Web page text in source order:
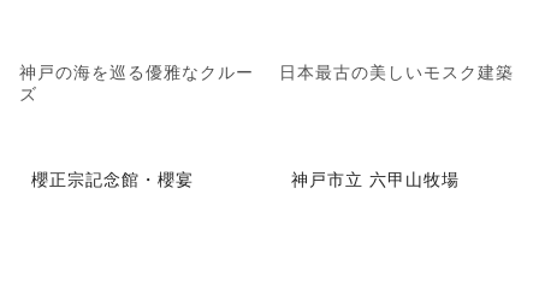
神戸の海を巡る優雅なクルー
ズ
日本最古の美しいモスク建築
櫻正宗記念館・櫻宴 神戸市立 六甲山牧場